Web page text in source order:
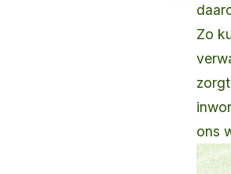
Zo
ons